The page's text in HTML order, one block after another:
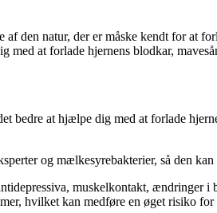
​​den natur, der er måske kendt for at
at forlade hjernens blodkar,
at hjælpe dig med at forlade
og mælkesyrebakterier, så den
muskelkontakt, ændringer
hvilket kan medføre en øget risiko